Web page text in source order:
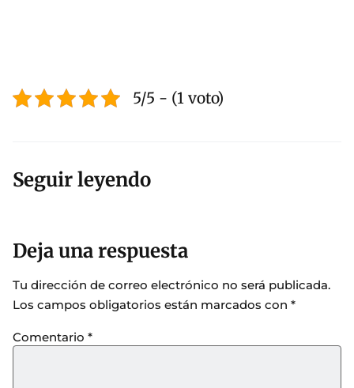
5/5 - (1 voto)
Seguir leyendo
Deja una respuesta
Tu dirección de correo electrónico no será publicada.
Los campos obligatorios están marcados con *
Comentario *